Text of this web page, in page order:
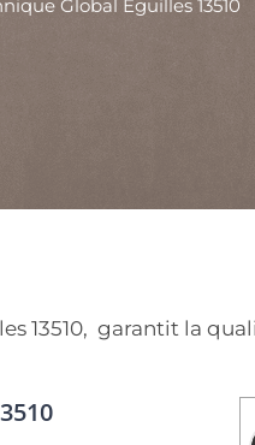
Global Éguilles 13510
13510, garantit la